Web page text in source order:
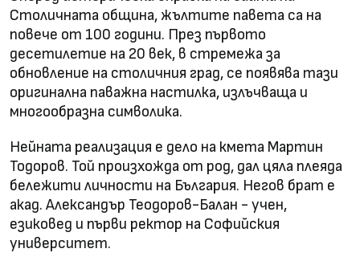
Столичната община, жълтите павета са на
повече от 100 години. През първото
десетилетие на 20 век, в стремежа за
обновление на столичния град, се появява тази
оригинална паважна настилка, излъчваща и
многообразна символика.
Нейната реализация е дело на кмета Мартин
Тодоров. Той произхожда от род, дал цяла плеяда
бележити личности на България. Негов брат е
акад. Александър Теодоров-Балан - учен,
езиковед и първи ректор на Софийския
университет.